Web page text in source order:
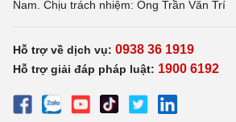
Nam. Chịu trách nhiệm: Ông Trần Văn Trí
Hỗ trợ về dịch vụ: 0938 36 1919
Hỗ trợ giải đáp pháp luật: 1900 6192